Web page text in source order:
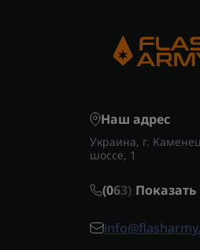
Наш адрес
Украина, г.
шоссе, 1
(063)